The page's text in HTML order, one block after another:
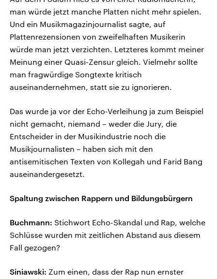
man würde jetzt manche Platten nicht mehr spielen.
Und ein Musikmagazinjournalist sagte, auf
Plattenrezensionen von zweifelhaften Musikerin
würde man jetzt verzichten. Letzteres kommt meiner
Meinung einer Quasi-Zensur gleich. Vielmehr sollte
man fragwürdige Songtexte kritisch
auseinandernehmen, statt sie zu ignorieren.
Das wurde ja vor der Echo-Verleihung ja zum Beispiel
nicht gemacht, niemand – weder die Jury, die
Entscheider in der Musikindustrie noch die
Musikjournalisten – haben sich mit den
antisemitischen Texten von Kollegah und Farid Bang
auseinandergesetzt.
Spaltung zwischen Rappern und Bildungsbürgern
Buchmann: Stichwort Echo-Skandal und Rap, welche
Schlüsse wurden mit zeitlichen Abstand aus diesem
Fall gezogen?
Siniawski: Zum einen, dass der Rap nun ernster